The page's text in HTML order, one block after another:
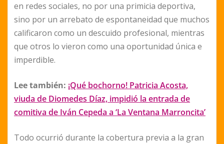
en redes sociales, no por una primicia deportiva,
sino por un arrebato de espontaneidad que muchos
calificaron como un descuido profesional, mientras
que otros lo vieron como una oportunidad única e
imperdible.
Lee también: ¡Qué bochorno! Patricia Acosta,
viuda de Diomedes Díaz, impidió la entrada de
comitiva de Iván Cepeda a ‘La Ventana Marroncita’
Todo ocurrió durante la cobertura previa a la gran